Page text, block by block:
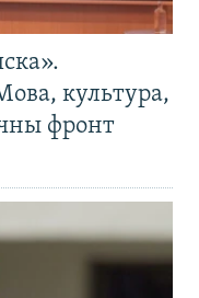
культура,
фронт